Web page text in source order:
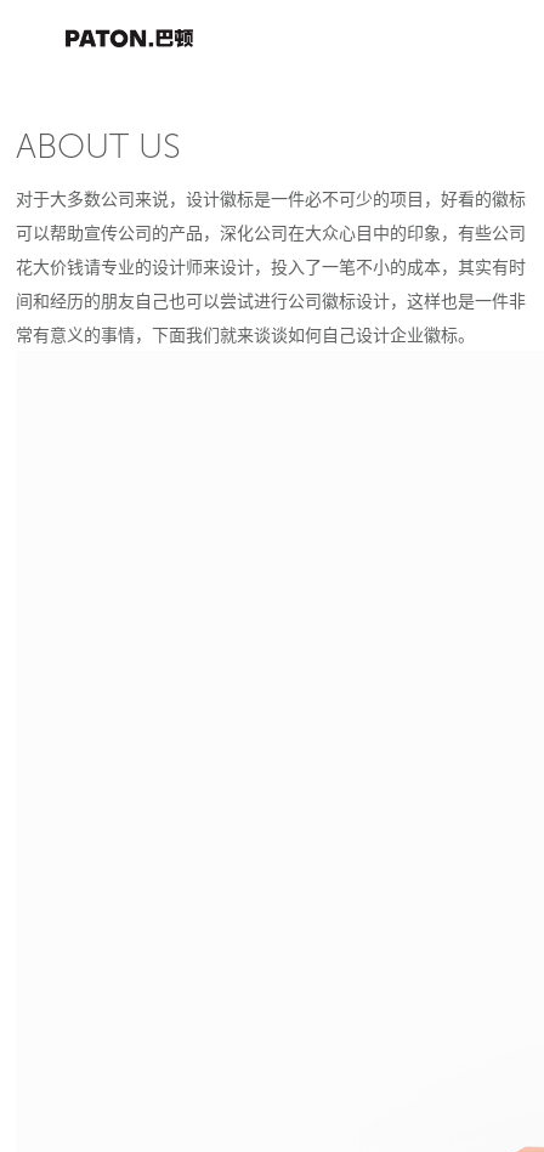
ABOUT US
对于大多数公司来说，设计徽标是一件必不可少的项目，好看的徽标
可以帮助宣传公司的产品，深化公司在大众心目中的印象，有些公司
花大价钱请专业的设计师来设计，投入了一笔不小的成本，其实有时
间和经历的朋友自己也可以尝试进行公司徽标设计，这样也是一件非
常有意义的事情，下面我们就来谈谈如何自己设计企业徽标。